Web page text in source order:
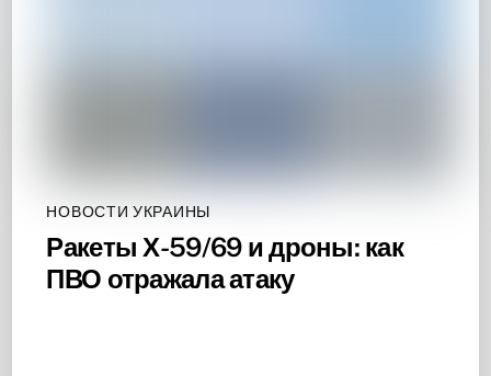
НОВОСТИ УКРАИНЫ
Ракеты Х-59/69 и дроны: как
ПВО отражала атаку